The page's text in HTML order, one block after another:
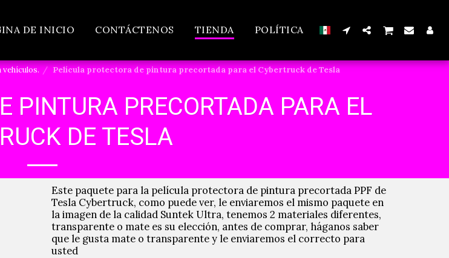
DE INICIO CONTÁCTENOS TIENDA POLÍTICA
Película protectora de pintura precortada para el Cybertruck de Tesla
PINTURA PRECORTADA PARA EL
DE TESLA
Este paquete para la película protectora de pintura precortada PPF de
Tesla Cybertruck, como puede ver, le enviaremos el mismo paquete en
la imagen de la calidad Suntek Ultra, tenemos 2 materiales diferentes,
transparente o mate es su elección, antes de comprar, háganos saber
que le gusta mate o transparente y le enviaremos el correcto para
usted